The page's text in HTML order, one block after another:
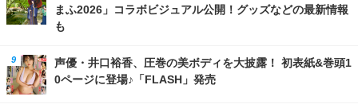
まふ2026」コラボビジュアル公開！グッズなどの最新情報
も
声優・井口裕香、圧巻の美ボディを大披露！ 初表紙&巻頭1
0ページに登場♪「FLASH」発売